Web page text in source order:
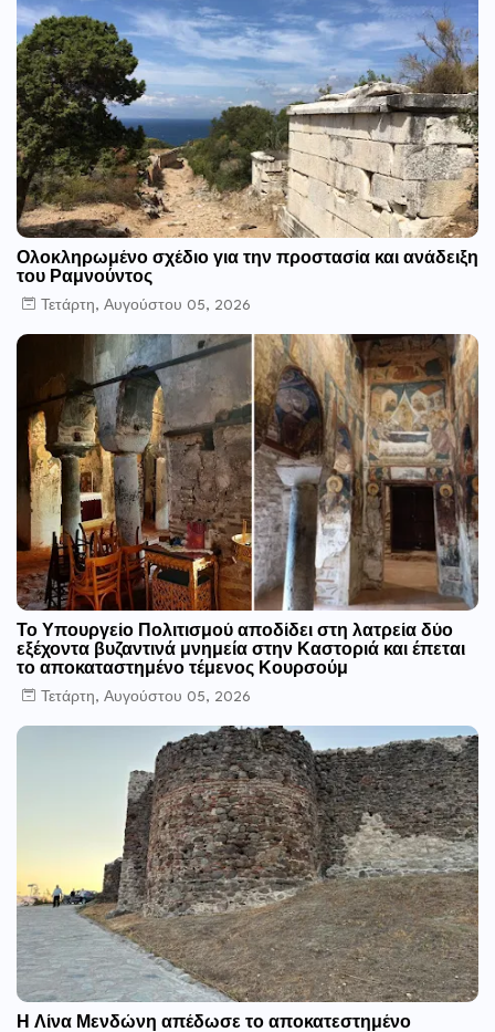
Ολοκληρωμένο σχέδιο για την προστασία και ανάδειξη
του Ραμνούντος
Τετάρτη, Αυγούστου 05, 2026
Το Υπουργείο Πολιτισμού αποδίδει στη λατρεία δύο
εξέχοντα βυζαντινά μνημεία στην Καστοριά και έπεται
το αποκαταστημένο τέμενος Κουρσούμ
Τετάρτη, Αυγούστου 05, 2026
Η Λίνα Μενδώνη απέδωσε το αποκατεστημένο